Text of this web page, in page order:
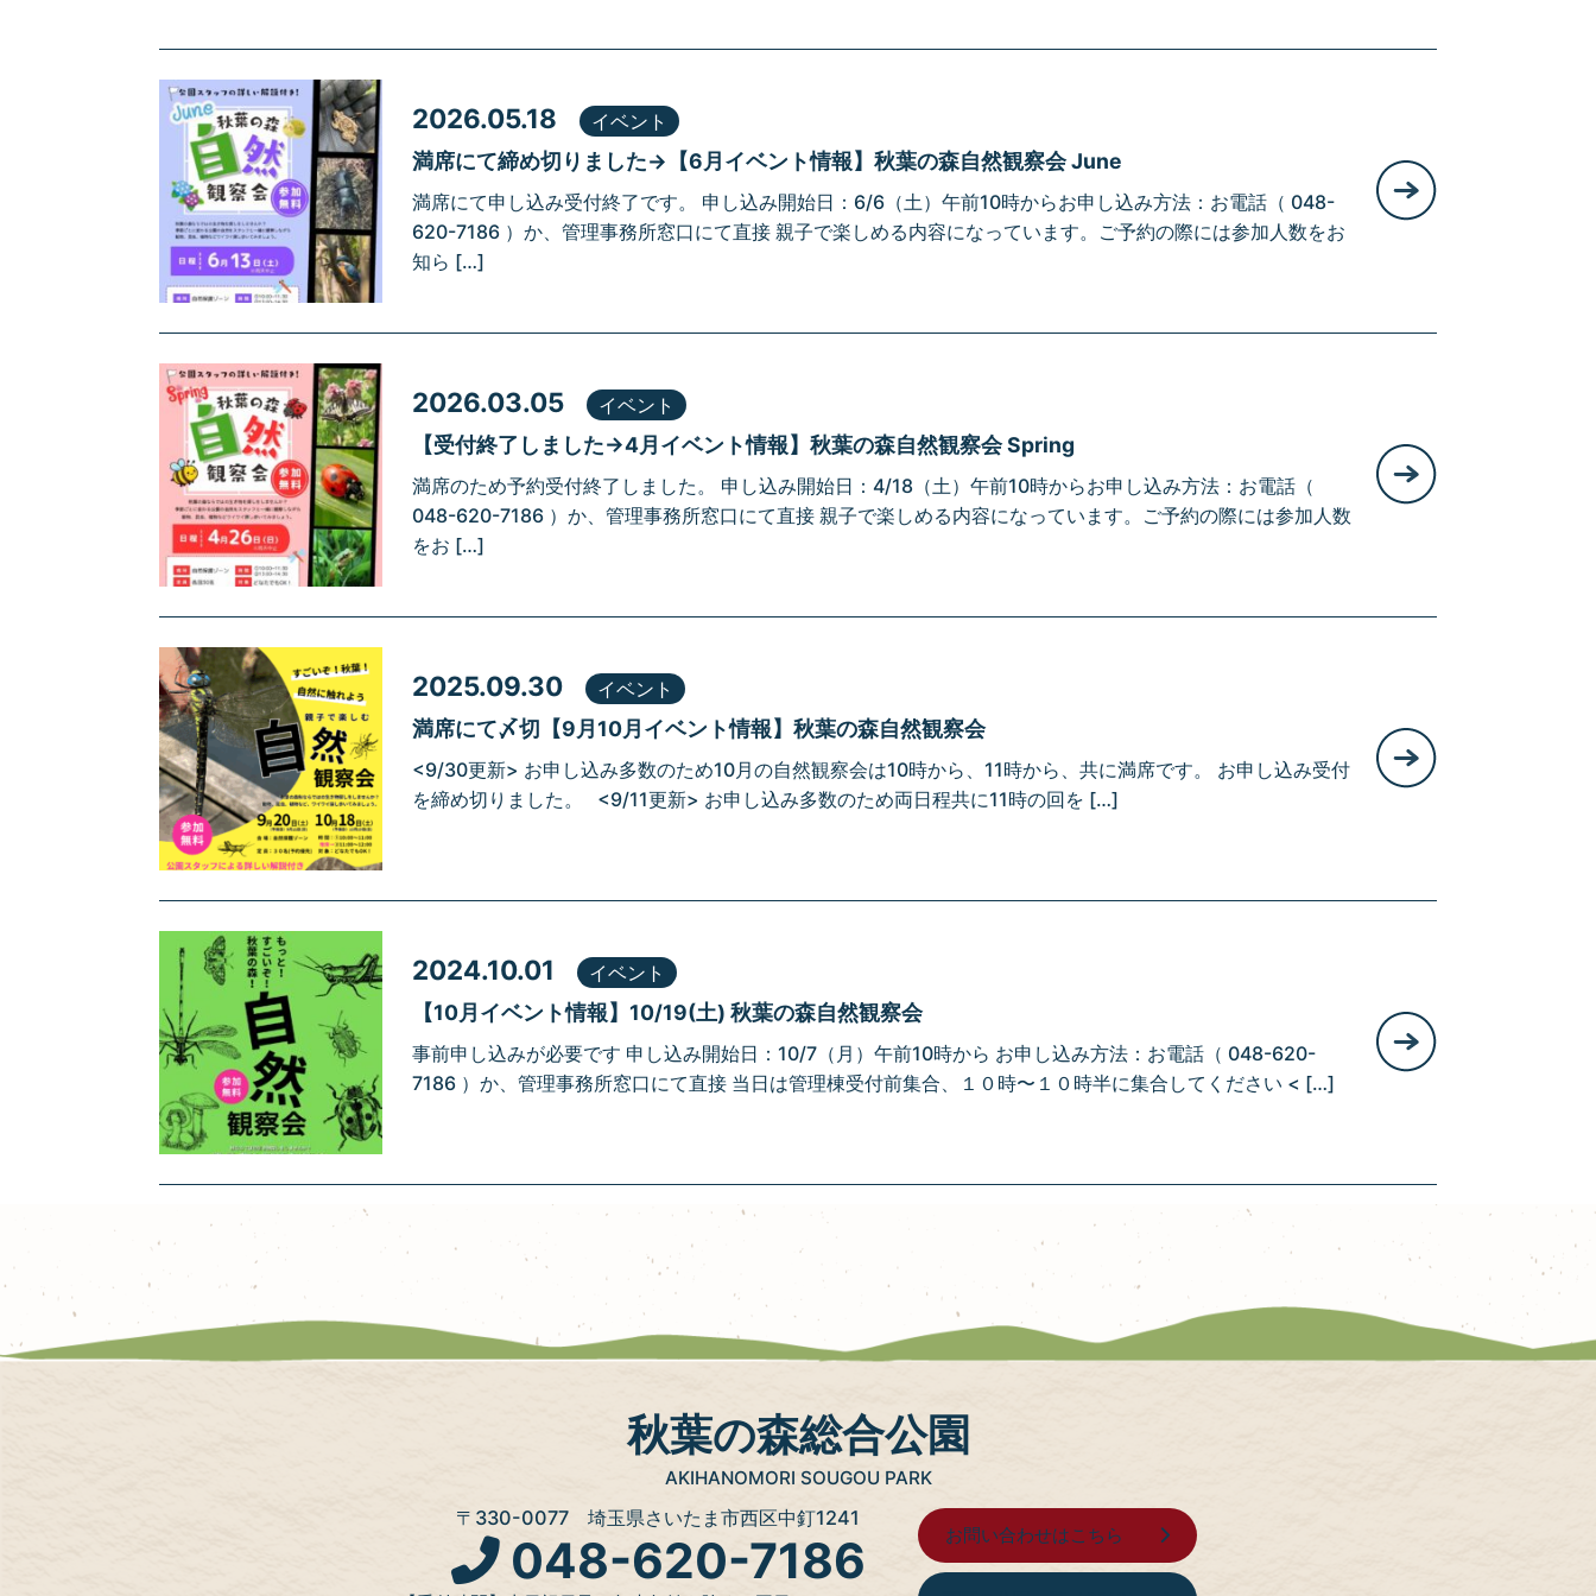
2026.05.18 イベント
満席にて締め切りました→【6月イベント情報】秋葉の森自然観察会 June
満席にて申し込み受付終了です。 申し込み開始日：6/6（土）午前10時からお申し込み方法：お電話（ 048-
620-7186 ）か、管理事務所窓口にて直接 親子で楽しめる内容になっています。ご予約の際には参加人数をお
知ら […]
2026.03.05 イベント
【受付終了しました→4月イベント情報】秋葉の森自然観察会 Spring
満席のため予約受付終了しました。 申し込み開始日：4/18（土）午前10時からお申し込み方法：お電話（
048-620-7186 ）か、管理事務所窓口にて直接 親子で楽しめる内容になっています。ご予約の際には参加人数
をお […]
2025.09.30 イベント
満席にて〆切【9月10月イベント情報】秋葉の森自然観察会
<9/30更新> お申し込み多数のため10月の自然観察会は10時から、11時から、共に満席です。 お申し込み受付
を締め切りました。 <9/11更新> お申し込み多数のため両日程共に11時の回を […]
2024.10.01 イベント
【10月イベント情報】10/19(土) 秋葉の森自然観察会
事前申し込みが必要です 申し込み開始日：10/7（月）午前10時から お申し込み方法：お電話（ 048-620-
7186 ）か、管理事務所窓口にて直接 当日は管理棟受付前集合、１０時〜１０時半に集合してください < […]
秋葉の森総合公園
AKIHANOMORI SOUGOU PARK
〒330-0077 埼玉県さいたま市西区中釘1241
048-620-7186 お問い合わせはこちら